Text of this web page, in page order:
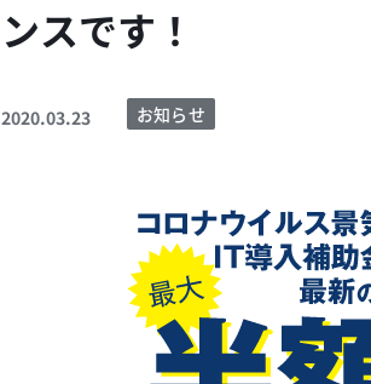
ンスです！
2020.03.23 お知らせ